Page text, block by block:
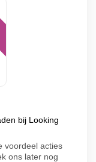
bij Looking
voordeel acties
ons later nog